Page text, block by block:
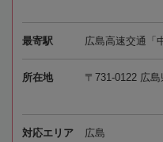
最寄駅 広島高速交通「
所在地 〒731-0122 広
対応エリア 広島